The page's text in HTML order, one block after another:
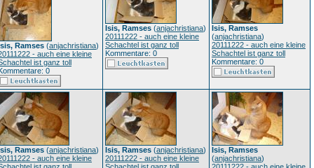
Ramses (anjachristiana)
- auch eine kleine
ist ganz toll
0
Isis, Ramses (anjachristiana)
20111222 - auch eine kleine
Schachtel ist ganz toll
Kommentare: 0
Isis, Ramses
(anjachristiana)
20111222 - auch eine kleine
Schachtel ist ganz toll
Kommentare: 0
Ramses (anjachristiana)
- auch eine kleine
Isis, Ramses (anjachristiana)
20111222 - auch eine kleine
Isis, Ramses
(anjachristiana)